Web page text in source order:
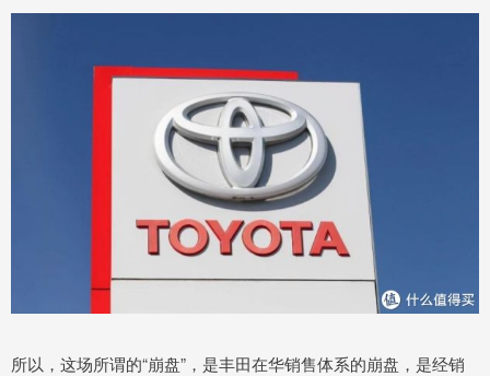
所以，这场所谓的“崩盘”，是丰田在华销售体系的崩盘，是经销